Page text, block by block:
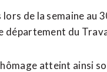
de la semaine au
département du
atteint ainsi